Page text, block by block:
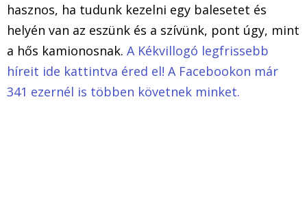
hasznos, ha tudunk kezelni egy balesetet és
helyén van az eszünk és a szívünk, pont úgy, mint
a hős kamionosnak. A Kékvillogó legfrissebb
híreit ide kattintva éred el! A Facebookon már
341 ezernél is többen követnek minket.